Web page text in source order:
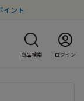
イント
商品検索 ログイン